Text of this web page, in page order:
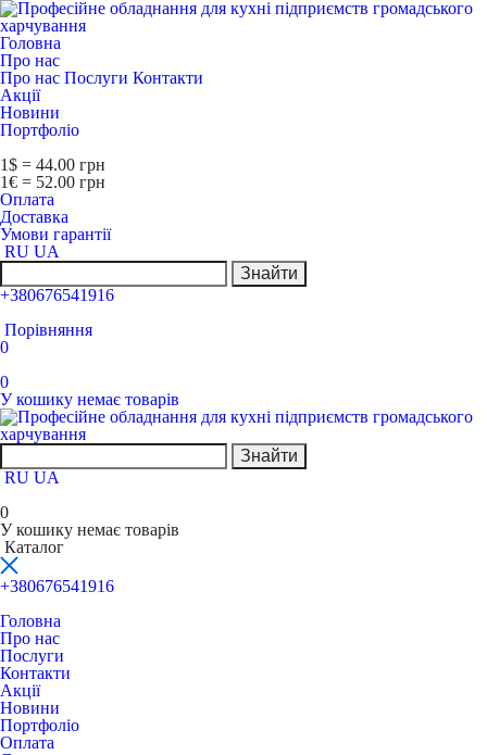
Головна
Про нас
Про нас Послуги Контакти
Акції
Новини
Портфоліо
1$ = 44.00 грн
1€ = 52.00 грн
Оплата
Доставка
Умови гарантії
RU UA
Знайти
+380676541916
Порівняння
0
0
У кошику немає товарів
Знайти
RU UA
0
У кошику немає товарів
Каталог
+380676541916
Головна
Про нас
Послуги
Контакти
Акції
Новини
Портфоліо
Оплата